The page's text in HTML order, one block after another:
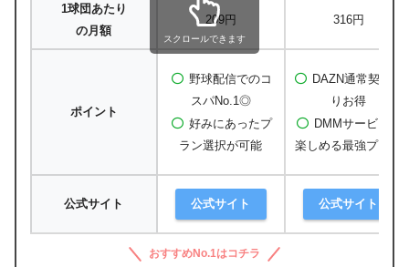
1球団あたり
の月額
209円 316円
ポイント
野球配信でのコ
スパNo.1◎
好みにあったプ
ラン選択が可能
DAZN通常契約よ
りお得
DMMサービスも
楽しめる最強プラン
公式サイト 公式サイト 公式サイト
スクロールできます
おすすめNo.1はコチラ